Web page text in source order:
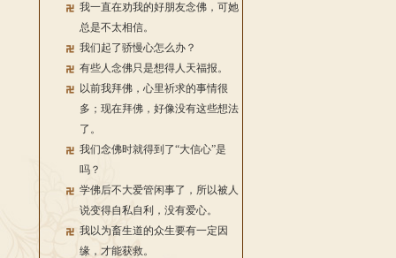
我一直在劝我的好朋友念佛，可她
总是不太相信。
我们起了骄慢心怎么办？
有些人念佛只是想得人天福报。
以前我拜佛，心里祈求的事情很
多；现在拜佛，好像没有这些想法
了。
我们念佛时就得到了“大信心”是
吗？
学佛后不大爱管闲事了，所以被人
说变得自私自利，没有爱心。
我以为畜生道的众生要有一定因
缘，才能获救。